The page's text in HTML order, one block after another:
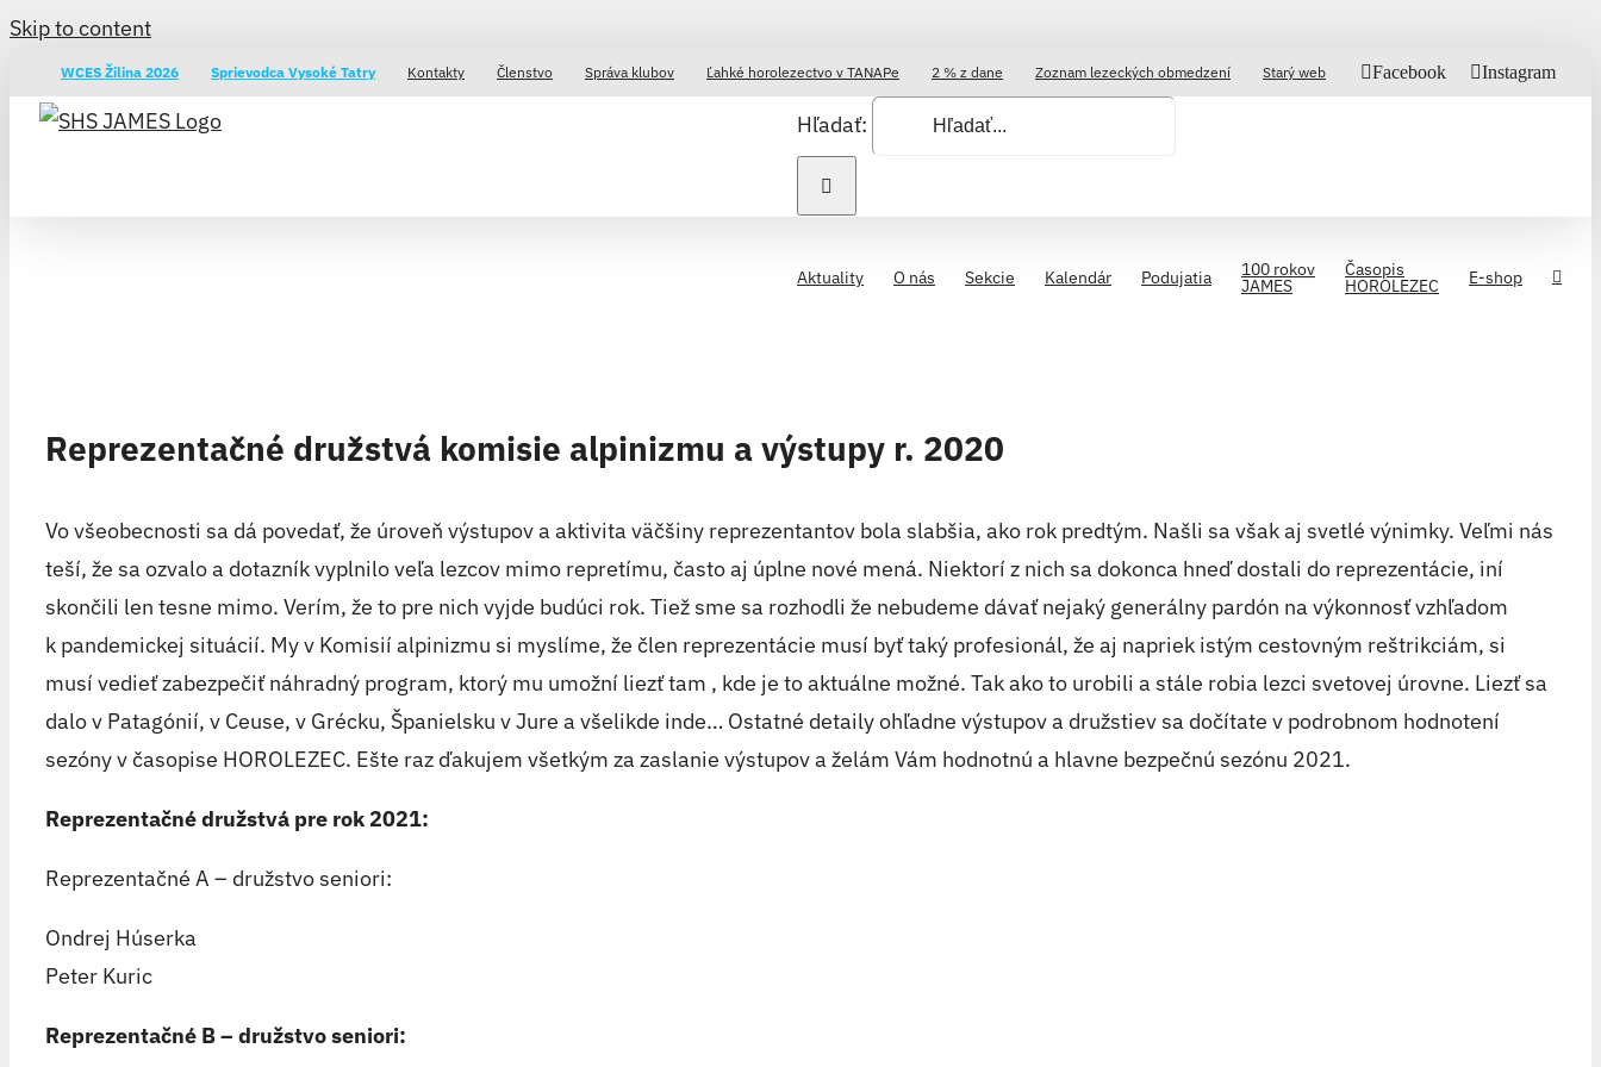
Skip to content
WCES Žilina 2026 Sprievodca Vysoké Tatry Kontakty Členstvo Správa klubov Ľahké horolezectvo v TANAPe 2 % z dane Zoznam lezeckých obmedzení Starý web Facebook Instagram
Hľadať:
Aktuality O nás Sekcie Kalendár Podujatia 100 rokov
JAMES
Časopis
HOROLEZEC E-shop
Reprezentačné družstvá komisie alpinizmu a výstupy r. 2020
Vo všeobecnosti sa dá povedať, že úroveň výstupov a aktivita väčšiny reprezentantov bola slabšia, ako rok predtým. Našli sa však aj svetlé výnimky. Veľmi nás
teší, že sa ozvalo a dotazník vyplnilo veľa lezcov mimo repretímu, často aj úplne nové mená. Niektorí z nich sa dokonca hneď dostali do reprezentácie, iní
skončili len tesne mimo. Verím, že to pre nich vyjde budúci rok. Tiež sme sa rozhodli že nebudeme dávať nejaký generálny pardón na výkonnosť vzhľadom
k pandemickej situácií. My v Komisií alpinizmu si myslíme, že člen reprezentácie musí byť taký profesionál, že aj napriek istým cestovným reštrikciám, si
musí vedieť zabezpečiť náhradný program, ktorý mu umožní liezť tam , kde je to aktuálne možné. Tak ako to urobili a stále robia lezci svetovej úrovne. Liezť sa
dalo v Patagónií, v Ceuse, v Grécku, Španielsku v Jure a všelikde inde… Ostatné detaily ohľadne výstupov a družstiev sa dočítate v podrobnom hodnotení
sezóny v časopise HOROLEZEC. Ešte raz ďakujem všetkým za zaslanie výstupov a želám Vám hodnotnú a hlavne bezpečnú sezónu 2021.
Reprezentačné družstvá pre rok 2021:
Reprezentačné A – družstvo seniori:
Ondrej Húserka
Peter Kuric
Reprezentačné B – družstvo seniori: